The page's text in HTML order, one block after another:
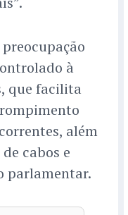
à
que facilita
além
cabos e
parlamentar.